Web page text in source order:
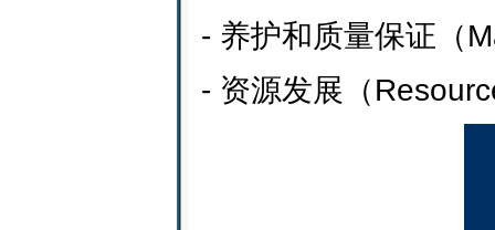
- 养护和质量保证（
- 资源发展（